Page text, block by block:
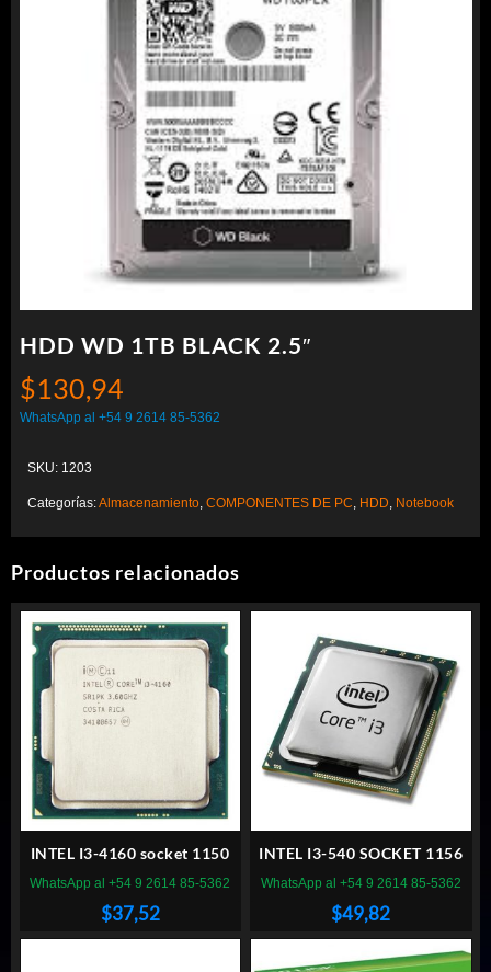
HDD WD 1TB BLACK 2.5″
$130,94
WhatsApp al +54 9 2614 85-5362
SKU: 1203
Categorías:Almacenamiento COMPONENTES DE PC HDD Notebook
Productos relacionados
INTEL I3-4160 socket 1150
$37,52
WhatsApp al +54 9 2614 85-5362
INTEL I3-540 SOCKET 1156
$49,82
WhatsApp al +54 9 2614 85-5362